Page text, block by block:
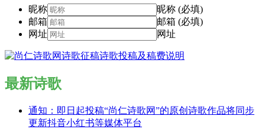
昵称
昵称 (必填)
邮箱
邮箱 (必填)
网址
网址
最新诗歌
通知：即日起投稿“尚仁诗歌网”的原创诗歌作品将同步
更新抖音小红书等媒体平台